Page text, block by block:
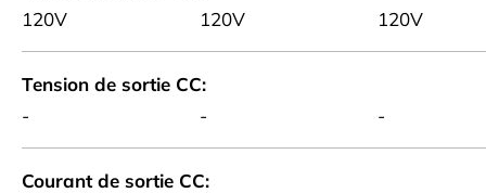
120V
120V 120V
Tension de sortie CC
-
- -
Courant de sortie CC